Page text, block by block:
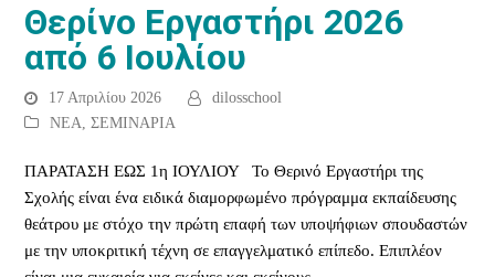
Θερίνο Εργαστήρι 2026
από 6 Ιουλίου
17 Απριλίου 2026
dilosschool
ΝΕΑ ,ΣΕΜΙΝΑΡΙΑ
ΠΑΡΑΤΑΣΗ ΕΩΣ 1η ΙΟΥΛΙΟΥ Το Θερινό Εργαστήρι της
Σχολής είναι ένα ειδικά διαμορφωμένο πρόγραμμα εκπαίδευσης
θεάτρου με στόχο την πρώτη επαφή των υποψήφιων σπουδαστών
με την υποκριτική τέχνη σε επαγγελματικό επίπεδο. Επιπλέον